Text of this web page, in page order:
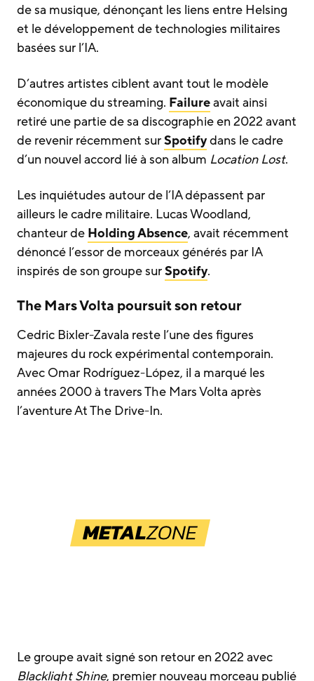
de sa musique, dénonçant les liens entre Helsing
et le développement de technologies militaires
basées sur l’IA.
D’autres artistes ciblent avant tout le modèle
économique du streaming. Failureavait ainsi
retiré une partie de sa discographie en 2022 avant
de revenir récemment surSpotifydans le cadre
d’un nouvel accord lié à son album Location Lost.
Les inquiétudes autour de l’IA dépassent par
ailleurs le cadre militaire. Lucas Woodland,
chanteur de Holding Absence, avait récemment
dénoncé l’essor de morceaux générés par IA
inspirés de son groupe surSpotify.
The Mars Volta poursuit son retour
Cedric Bixler-Zavala reste l’une des figures
majeures du rock expérimental contemporain.
Avec Omar Rodríguez-López, il a marqué les
années 2000 à travers The Mars Volta après
l’aventure At The Drive-In.
Le groupe avait signé son retour en 2022 avec
Blacklight Shine, premier nouveau morceau publié